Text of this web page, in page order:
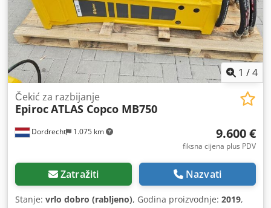
1 /4
Dordrecht 1.075 km
Čekić za razbijanje
EpirocATLAS Copco MB750
9.600 €
fiksna cijena plus PDV
Zatražiti Nazvati
Stanje: vrlo dobro (rabljeno), Godina proizvodnje: 2019,